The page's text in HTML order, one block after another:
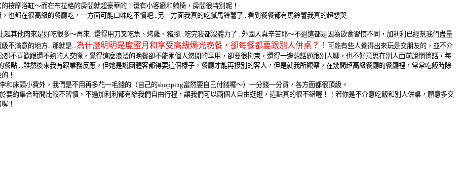
按摩浴缸～而在布拉格的房間就超豪華的！還有小客廳和躺椅，房間很特別呢！
也都在很高級的餐廳吃，一方面可能口味吃不慣吧...另一方面我真的吃膩馬鈴薯了...看到餐餐都有馬鈴薯我真的超想哭
起其他肉來是好吃很多～再來...還得用刀叉吃魚、烤雞、豬腳...吃完我都沒體力了...外國人真辛苦耶～不過這都是因為飲食習慣不同，加利利已經幫我們盡量
不滿意的地方...那就是... 為什麼明明是度蜜月和享受高級燭光晚餐，卻每餐都要跟別人併桌？！ 可能有些人覺得出來玩是交朋友的，並不介
不喜歡跟還不熟的人交際，覺得這麼浪漫的晚餐卻不能兩個人悠閒的享用，卻要很拘束，還得一邊想話題跟別人聊，也不好意思在別人面前說悄悄話，每
餐點....雖然後來我有跟業務反應，但她是說團體客都得要這個樣子，餐廳才能再接別的客人，但是就我所觀察，在幾間超高級餐廳的餐廳裡，常常吃飯時除
！
床頭小費外，我們是不用再多花一毛錢的（自己的shopping當然要自己付錢囉～）一分錢一分貨，各方面都很頂級。
要約集合時間比較不習慣，不過加利利都有給我們自由行程，讓我們可以兩個人自由逛逛，這點真的很不錯喔！！若你是不介意吃飯和別人併桌，願意多交
！